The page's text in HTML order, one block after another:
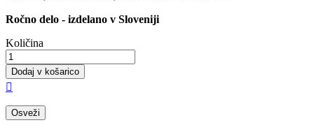
Ročno delo - izdelano v Sloveniji
Količina
Dodaj v košarico
